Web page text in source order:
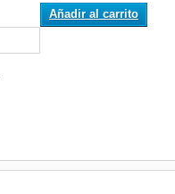
Añadir al carrito